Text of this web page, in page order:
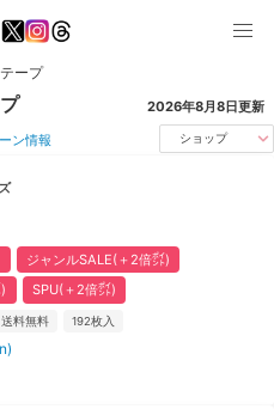
テープ
2026年8月8日更新
ン情報 ショップ
ジャンルSALE(＋2倍㌽)
SPU(＋2倍㌽)
送料無料 192枚入